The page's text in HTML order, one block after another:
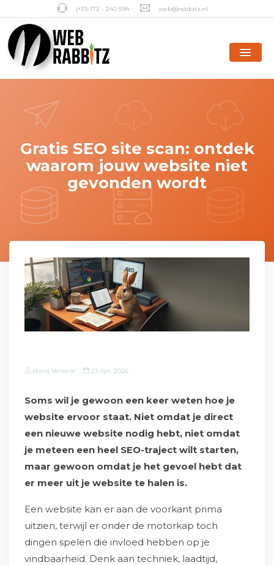
(+31) 172 - 240 594 web@rabbitz.nl
Gratis SEO site scan: ontdek
waarom jouw website niet
gevonden wordt
Brent Verkerk 23 Apr, 2026
Soms wil je gewoon een keer weten hoe je
website ervoor staat. Niet omdat je direct
een nieuwe website nodig hebt, niet omdat
je meteen een heel SEO-traject wilt starten,
maar gewoon omdat je het gevoel hebt dat
er meer uit je website te halen is.
Een website kan er aan de voorkant prima
uitzien, terwijl er onder de motorkap toch
dingen spelen die invloed hebben op je
vindbaarheid. Denk aan techniek, laadtijd,